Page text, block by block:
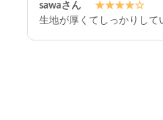
sawaさん
★★★★☆
生地が厚くてしっかりして